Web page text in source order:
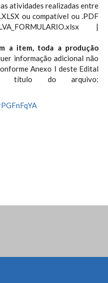
atividades realizadas entre
ou compatível ou .PDF
|
a item, toda a produção
informação adicional não
Anexo I deste Edital
título do arquivo: